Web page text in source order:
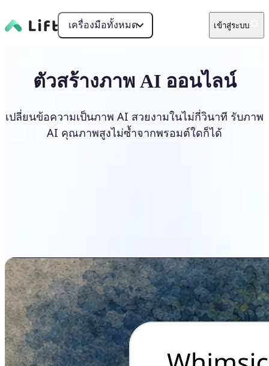
เครื่องมือทั้งหมด เข้าสู่ระบบ
ตัวสร้างภาพ AI ออนไลน์
เปลี่ยนข้อความเป็นภาพ AI สวยงามในไม่กี่วินาที รับภาพ
AI คุณภาพสูงไม่ซ้ำจากพรอมต์ใดก็ได้